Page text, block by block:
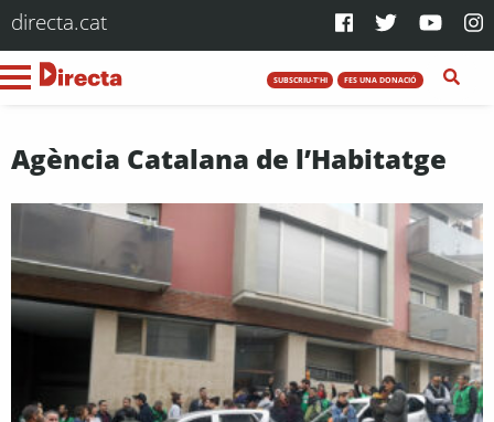
directa.cat
SUBSCRIU-T'HI FES UNA DONACIÓ
Agència Catalana de l’Habitatge